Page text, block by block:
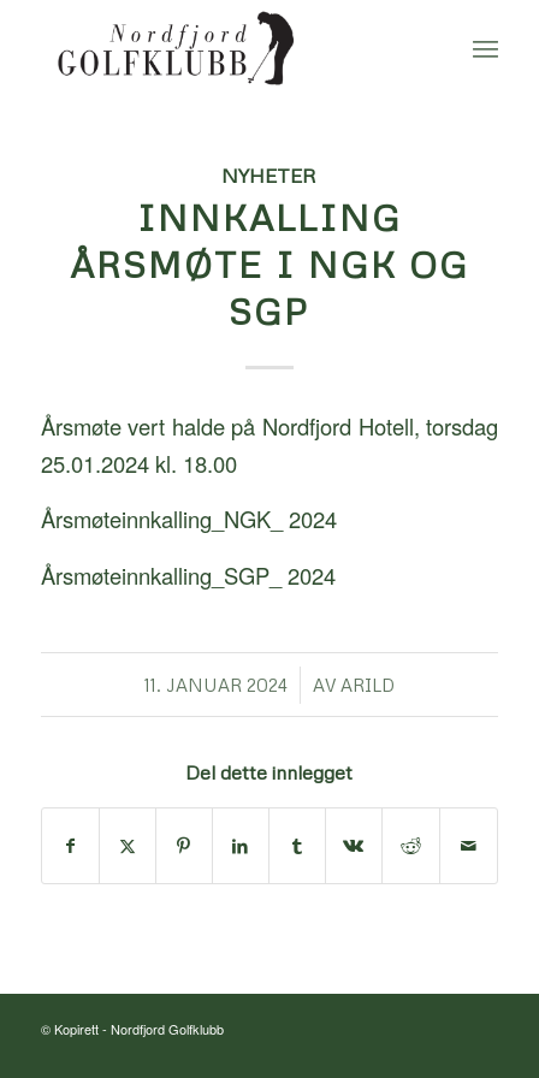
NYHETER
INNKALLING
ÅRSMØTE I NGK OG
SGP
Årsmøte vert halde på Nordfjord Hotell, torsdag
25.01.2024 kl. 18.00
Årsmøteinnkalling_NGK_ 2024
Årsmøteinnkalling_SGP_ 2024
11. JANUAR 2024
/ AV ARILD
Del dette innlegget
© Kopirett - Nordfjord Golfklubb